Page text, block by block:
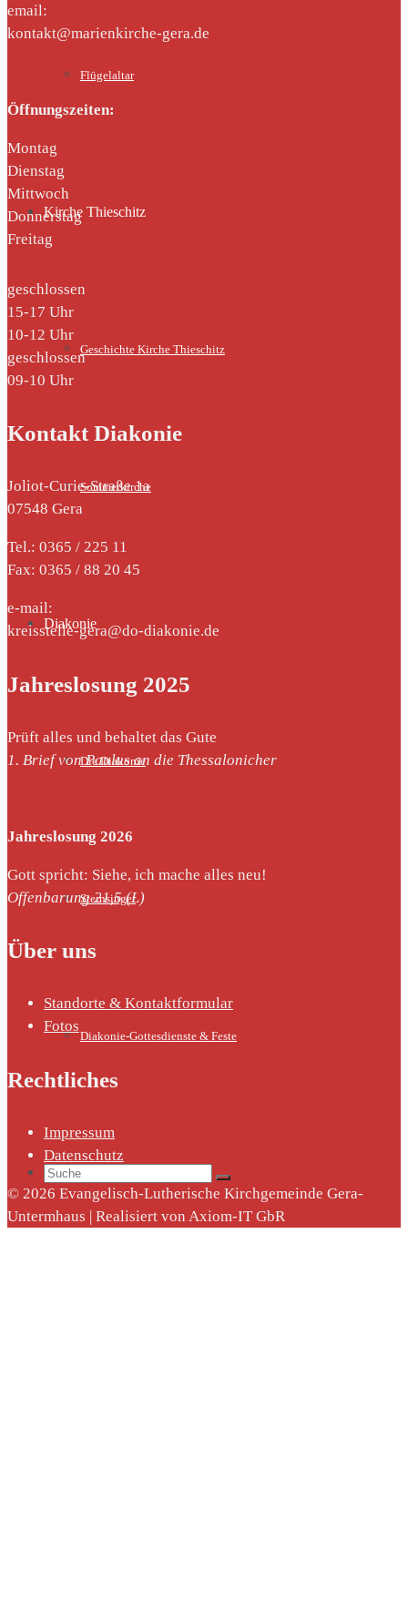
Flügelaltar
Kirche Thieschitz
Geschichte Kirche Thieschitz
Sommerkirche
Diakonie
Die Diakonie
Sternsinger
Diakonie-Gottesdienste & Feste
Suche
email:
kontakt@marienkirche-gera.de
Öffnungszeiten:
Montag
Dienstag
Mittwoch
Donnerstag
Freitag
geschlossen
15-17 Uhr
10-12 Uhr
geschlossen
09-10 Uhr
Kontakt Diakonie
Joliot-Curie-Straße 1a
07548 Gera
Tel.: 0365 / 225 11
Fax: 0365 / 88 20 45
e-mail:
kreisstelle-gera@do-diakonie.de
Jahreslosung 2025
Prüft alles und behaltet das Gute
1. Brief von Paulus an die Thessalonicher
Jahreslosung 2026
Gott spricht: Siehe, ich mache alles neu!
Offenbarung 21,5 (L)
Über uns
Standorte & Kontaktformular
Fotos
Rechtliches
Impressum
Datenschutz
© 2026 Evangelisch-Lutherische Kirchgemeinde Gera-
Untermhaus | Realisiert von Axiom-IT GbR